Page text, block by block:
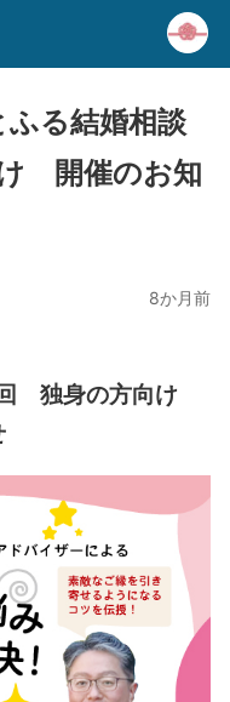
る結婚相談
開催のお知
8か月前
独身の方向け